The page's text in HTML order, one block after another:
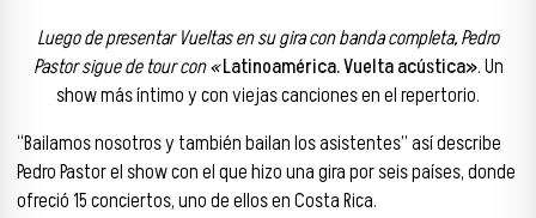
Luego de presentar Vueltas en su gira con banda completa, Pedro
Pastor sigue de tour con «Latinoamérica. Vuelta acústica». Un
show más íntimo y con viejas canciones en el repertorio.
“Bailamos nosotros y también bailan los asistentes” así describe
Pedro Pastor el show con el que hizo una gira por seis países, donde
ofreció 15 conciertos, uno de ellos en Costa Rica.